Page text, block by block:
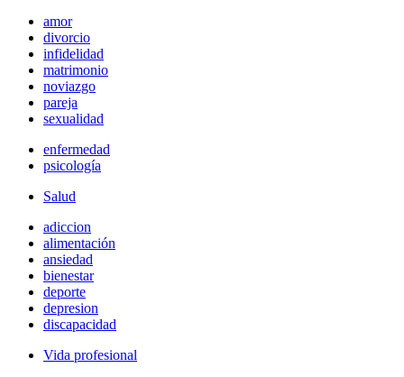
amor
divorcio
infidelidad
matrimonio
noviazgo
pareja
sexualidad
enfermedad
psicología
Salud
adiccion
alimentación
ansiedad
bienestar
deporte
depresion
discapacidad
Vida profesional